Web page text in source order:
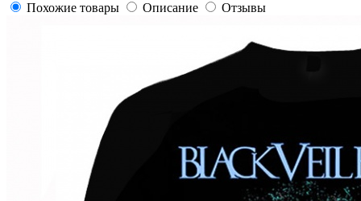
Похожие товары
Описание Отзывы